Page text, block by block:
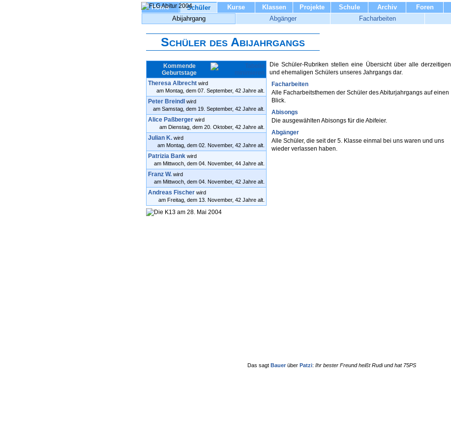
Home Schüler Kurse Klassen Projekte Schule Archiv Foren
Abijahrgang
Abgänger Facharbeiten
Schüler des Abijahrgangs
Kommende
Geburtstage
Theresa Albrecht wird
am Montag, dem 07. September, 42 Jahre alt.
Peter Breindl
wird
am Samstag, dem 19. September, 42 Jahre alt.
Alice Paßberger wird
am Dienstag, dem 20. Oktober, 42 Jahre alt.
Julian K. wird
am Montag, dem 02. November, 42 Jahre alt.
Patrizia Bank wird
am Mittwoch, dem 04. November, 44 Jahre alt.
Franz W. wird
am Mittwoch, dem 04. November, 42 Jahre alt.
Andreas Fischer wird
am Freitag, dem 13. November, 42 Jahre alt.
Die Schüler-Rubriken stellen eine Übersicht über alle derzeitigen
und ehemaligen Schülers unseres Jahrgangs dar.
Facharbeiten
Alle Facharbeitsthemen der Schüler des Abiturjahrgangs auf einen
Blick.
Abisongs
Die ausgewählten Abisongs für die Abifeier.
Abgänger
Alle Schüler, die seit der 5. Klasse einmal bei uns waren und uns
wieder verlassen haben.
Das sagt Bauerüber Patzi: Ihr bester Freund heißt Rudi und hat 75PS